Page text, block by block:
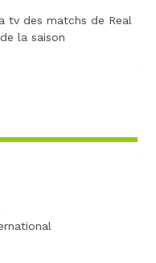
tv des matchs de Real
la saison